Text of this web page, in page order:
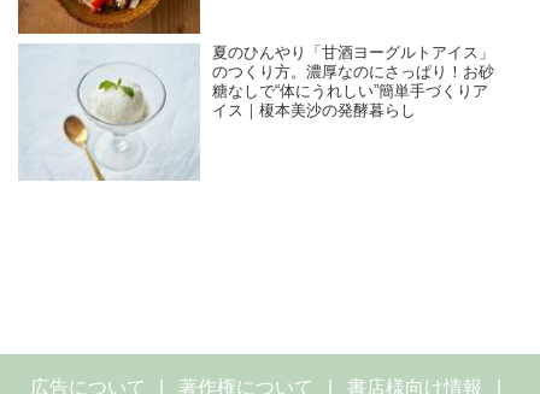
夏のひんやり「甘酒ヨーグルトアイス」
のつくり方。濃厚なのにさっぱり！お砂
糖なしで“体にうれしい”簡単手づくりア
イス｜榎本美沙の発酵暮らし
広告について 著作権について 書店様向け情報